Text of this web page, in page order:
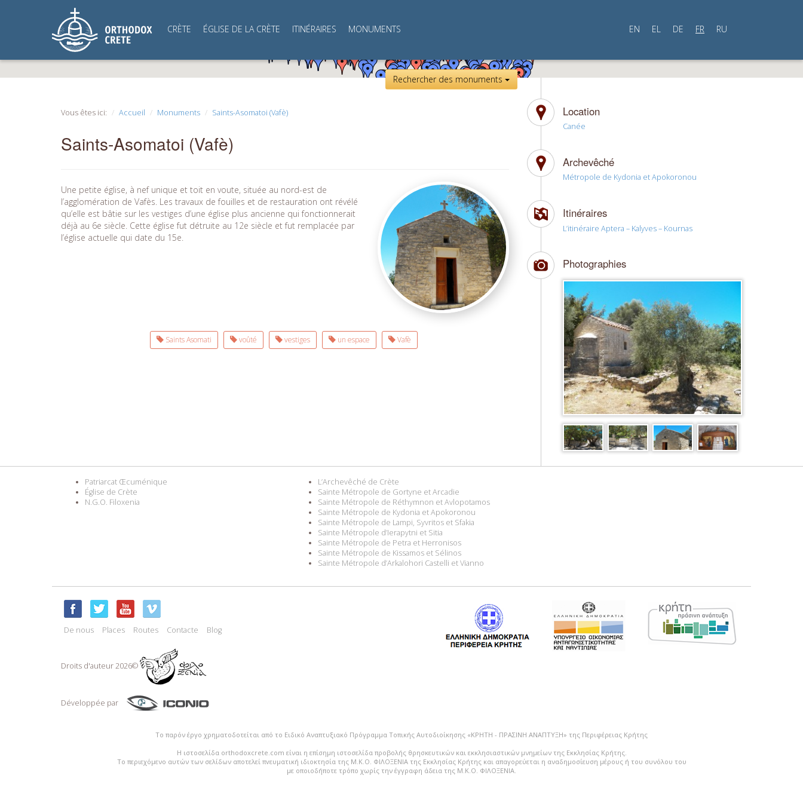
CRÈTE ÉGLISE DE LA CRÈTE ITINÉRAIRES MONUMENTS EN EL DE FR RU
Rechercher des monuments
Vous êtes ici: Accueil Monuments Saints-Asomatoi (Vafè)
Saints-Asomatoi (Vafè)
Une petite église, à nef unique et toit en voute, située au nord-est de
l’agglomération de Vafès. Les travaux de fouilles et de restauration ont révélé
qu’elle est bâtie sur les vestiges d’une église plus ancienne qui fonctionnerait
déjà au 6e siècle. Cette église fut détruite au 12e siècle et fut remplacée par
l’église actuelle qui date du 15e.
Saints Asomati voûté vestiges un espace Vafè
Location
Canée
Archevêché
Métropole de Kydonia et Apokoronou
Itinéraires
L’itinéraire Aptera – Kalyves – Kournas
Photographies
Patriarcat Œcuménique
Église de Crète
N.G.O. Filoxenia
L’Archevêché de Crète
Sainte Métropole de Gortyne et Arcadie
Sainte Métropole de Réthymnon et Avlopotamos
Sainte Métropole de Kydonia et Apokoronou
Sainte Métropole de Lampi, Syvritos et Sfakia
Sainte Métropole d’Ierapytni et Sitia
Sainte Métropole de Petra et Herronisos
Sainte Métropole de Kissamos et Sélinos
Sainte Métropole d’Arkalohori Castelli et Vianno
De nous Places Routes Contacte Blog
Droits d'auteur 2026©
Développée par
Το παρόν έργο χρηματοδοτείται από το Ειδικό Αναπτυξιακό Πρόγραμμα Τοπικής Αυτοδιοίκησης «ΚΡΗΤΗ - ΠΡΑΣΙΝΗ ΑΝΑΠΤΥΞΗ» της Περιφέρειας Κρήτης
Η ιστοσελίδα orthodoxcrete.com είναι η επίσημη ιστοσελίδα προβολής θρησκευτικών και εκκλησιαστικών μνημείων της Εκκλησίας Κρήτης.
Το περιεχόμενο αυτών των σελίδων αποτελεί πvευματική ιδιοκτησία της Μ.Κ.Ο. ΦΙΛΟΞΕΝΙΑ της Εκκλησίας Κρήτης και απαγορεύεται η αναδημοσίευση μέρους ή του συνόλου του
με οποιοδήποτε τρόπο χωρίς την έγγραφη άδεια της Μ.Κ.Ο. ΦΙΛΟΞΕΝΙΑ.